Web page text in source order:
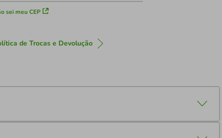
sei meu CEP
de Trocas e Devolução